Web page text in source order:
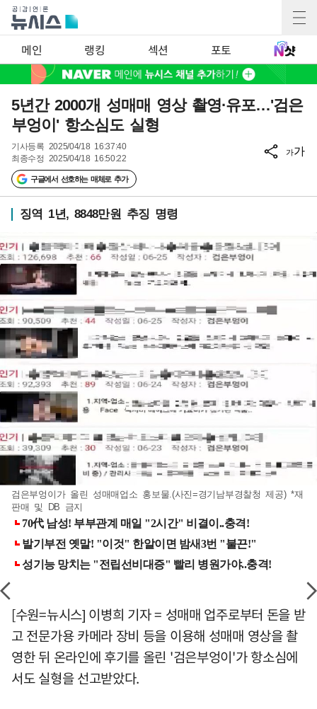
메인 랭킹 섹션 포토
5년간 2000개 성매매 영상 촬영·유포…'검은
부엉이' 항소심도 실형
기사등록 2025/04/18 16:37:40
최종수정 2025/04/18 16:50:22
구글에서 선호하는 매체로 추가
가가
징역 1년, 8848만원 추징 명령
검은부엉이가 올린 성매매업소 홍보물.(사진=경기남부경찰청 제공) *재
판매 및 DB 금지
[수원=뉴시스] 이병희 기자 = 성매매 업주로부터 돈을 받
고 전문가용 카메라 장비 등을 이용해 성매매 영상을 촬
영한 뒤 온라인에 후기를 올린 '검은부엉이'가 항소심에
서도 실형을 선고받았다.